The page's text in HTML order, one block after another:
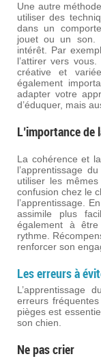
Une autre
utiliser des
dans un
jouet ou un son.
intérêt. Par
l’attirer vers
créative et
également
adapter votre
d’éduquer, mais
L’importance
La cohérence et
l’apprentissage
utiliser les
confusion chez le
l’apprentissage.
assimile plus
également à
rythme.
renforcer son
Les erreurs à
L’apprentissage
erreurs
pièges est
son chien.
Ne pas crier